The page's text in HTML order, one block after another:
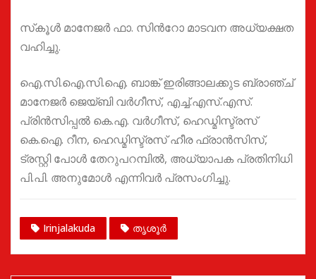
സ്‌കൂള്‍ മാനേജര്‍ ഫാ. സിന്‍റോ മാടവന അധ്യക്ഷത
വഹിച്ചു.
ഐ.സി.ഐ.സി.ഐ. ബാങ്ക് ഇരിങ്ങാലക്കുട ബ്രാഞ്ച്
മാനേജര്‍ ജെയ്ബി വര്‍ഗീസ്, എച്ച്.എസ്.എസ്.
പ്രിന്‍സിപ്പല്‍ കെ.എ. വര്‍ഗീസ്, ഹെഡ്മിസ്ട്രസ്
കെ.ഐ. റീന, ഹെഡ്മിസ്ട്രസ് ഹീര ഫ്രാന്‍സിസ്,
ട്രസ്റ്റി പോള്‍ തേറുപറമ്പില്‍, അധ്യാപക പ്രതിനിധി
പി.പി. അനുമോള്‍ എന്നിവർ പ്രസംഗിച്ചു.
Irinjalakuda തൃശൂർ